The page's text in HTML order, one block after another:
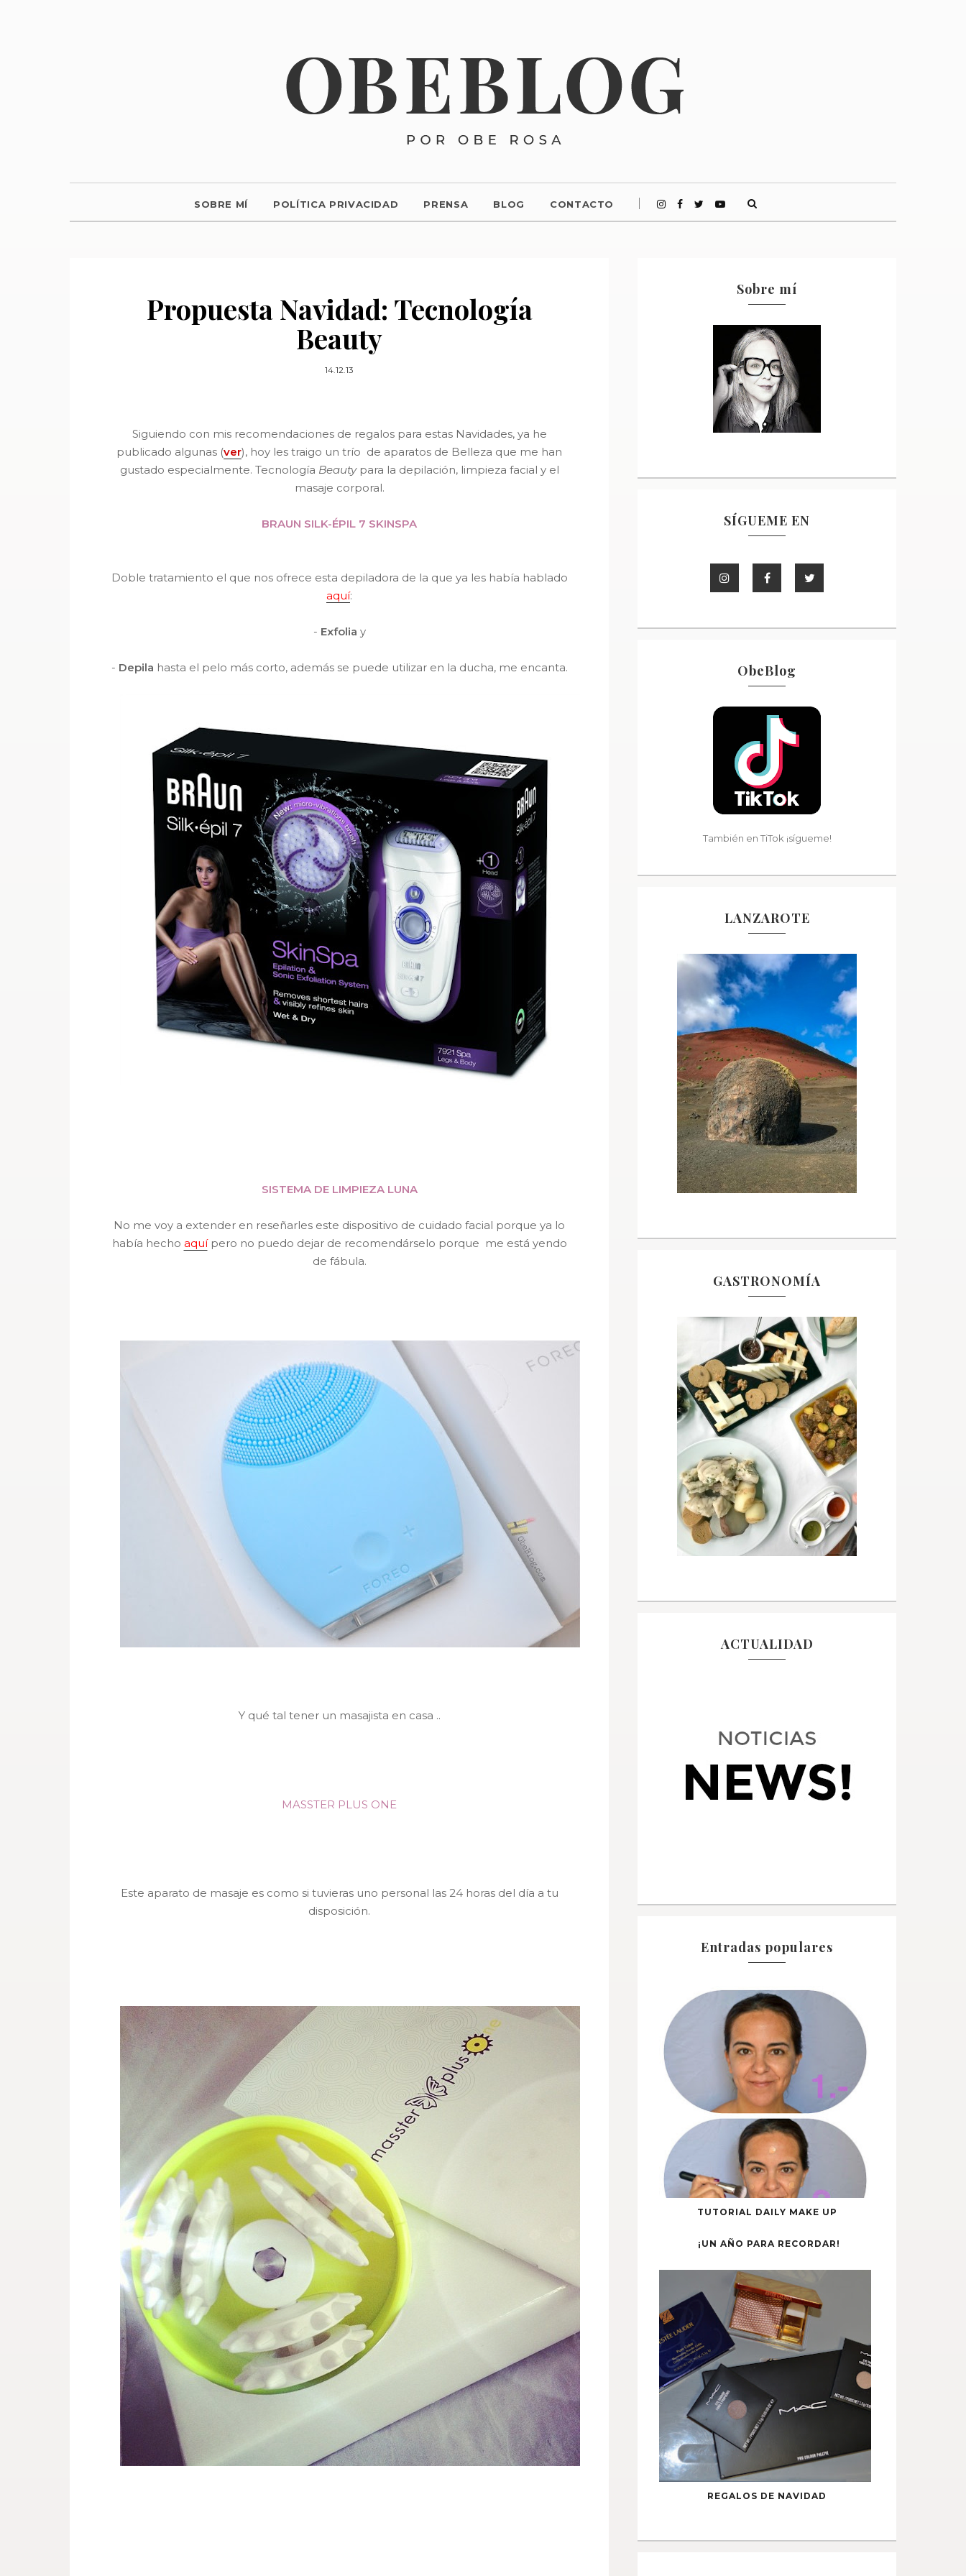
SOBRE MÍ POLÍTICA PRIVACIDAD PRENSA BLOG CONTACTO
Propuesta Navidad: Tecnología
Beauty
14.12.13
Siguiendo con mis recomendaciones de regalos para estas Navidades, ya he
publicado algunas (ver), hoy les traigo un trío de aparatos de Belleza que me han
gustado especialmente. Tecnología Beautypara la depilación, limpieza facial y el
masaje corporal.
BRAUN SILK-ÉPIL 7 SKINSPA
Doble tratamiento el que nos ofrece esta depiladora de la que ya les había hablado
aquí:
- Exfolia y
- Depila hasta el pelo más corto, además se puede utilizar en la ducha, me encanta.
SISTEMA DE LIMPIEZA LUNA
No me voy a extender en reseñarles este dispositivo de cuidado facial porque ya lo
había hecho aquípero no puedo dejar de recomendárselo porque me está yendo
de fábula.
Y qué tal tener un masajista en casa ..
MASSTER PLUS ONE
Este aparato de masaje es como si tuvieras uno personal las 24 horas del día a tu
disposición.
Sobre mí
SÍGUEME EN
ObeBlog
También en TiTok ¡sígueme!
LANZAROTE
GASTRONOMÍA
ACTUALIDAD
Entradas populares
TUTORIAL DAILY MAKE UP
¡UN AÑO PARA RECORDAR!
REGALOS DE NAVIDAD